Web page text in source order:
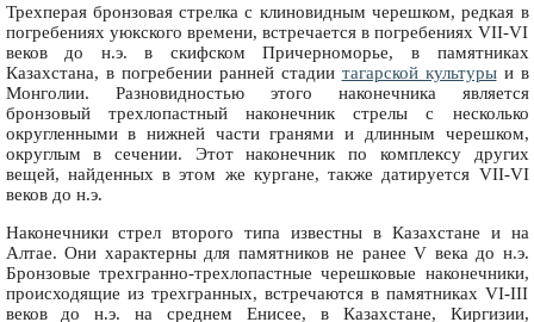
Трехперая бронзовая стрелка с клиновидным черешком, редкая в
погребениях уюкского времени, встречается в погребениях VII-VI
веков до н.э. в скифском Причерноморье, в памятниках
Казахстана, в погребении ранней стадии тагарской культурыи в
Монголии. Разновидностью этого наконечника является
бронзовый трехлопастный наконечник стрелы с несколько
округленными в нижней части гранями и длинным черешком,
округлым в сечении. Этот наконечник по комплексу других
вещей, найденных в этом же кургане, также датируется VII-VI
веков до н.э.
Наконечники стрел второго типа известны в Казахстане и на
Алтае. Они характерны для памятников не ранее V века до н.э.
Бронзовые трехгранно-трехлопастные черешковые наконечники,
происходящие из трехгранных, встречаются в памятниках VI-III
веков до н.э. на среднем Енисее, в Казахстане, Киргизии,